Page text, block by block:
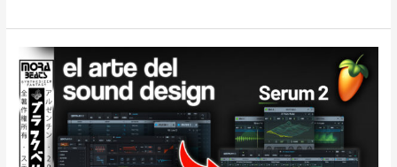
]
ARTE
del
SOUND
DESIGN: